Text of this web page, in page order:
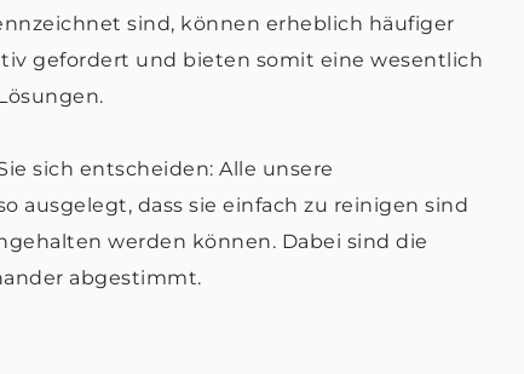
sind, können erheblich häufiger
gefordert und bieten somit eine wesentlich
sich entscheiden: Alle unsere
ausgelegt, dass sie einfach zu reinigen sind
werden können. Dabei sind die
abgestimmt.